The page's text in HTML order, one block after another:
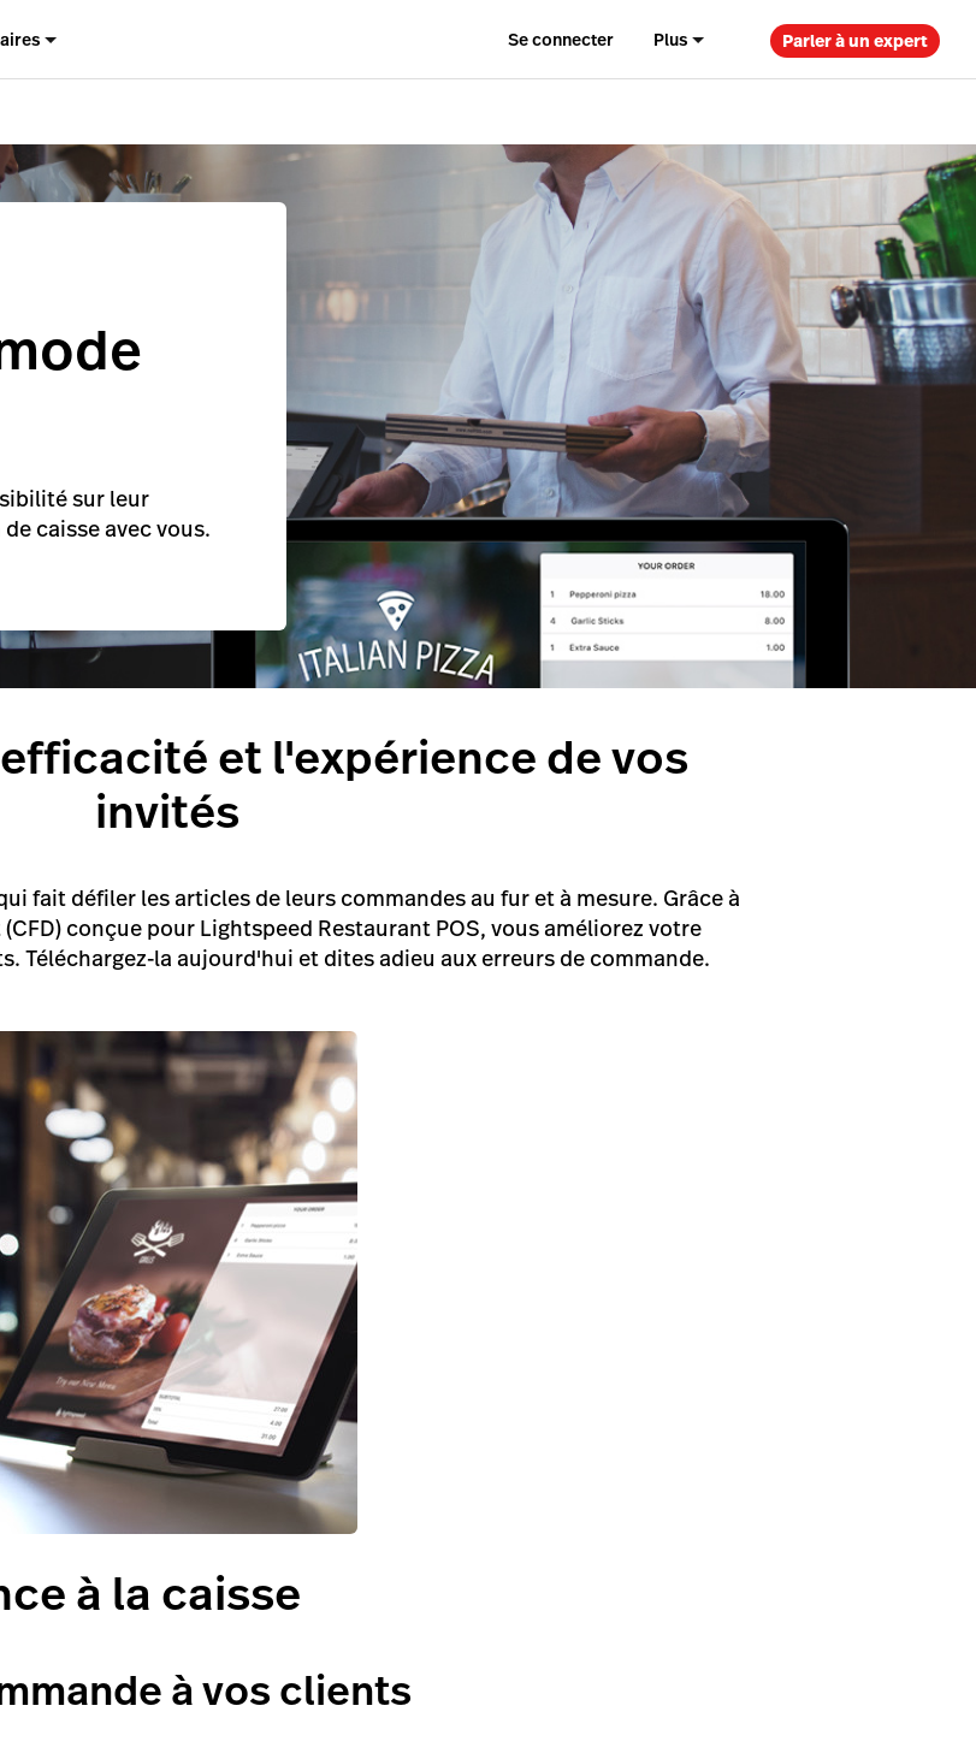
Se connecter Plus Parler à un expert
sur leur
caisse avec vous.
et l'expérience de vos
invités
fait défiler les articles de leurs commandes au fur et à mesure. Grâce à
conçue pour Lightspeed Restaurant POS, vous améliorez votre
Téléchargez-la aujourd'hui et dites adieu aux erreurs de commande.
à la caisse
à vos clients